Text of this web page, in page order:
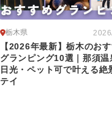
栃木県
【2026年最新】栃木のお
グランピング10選｜那須温
日光・ペット可で叶える絶
テイ